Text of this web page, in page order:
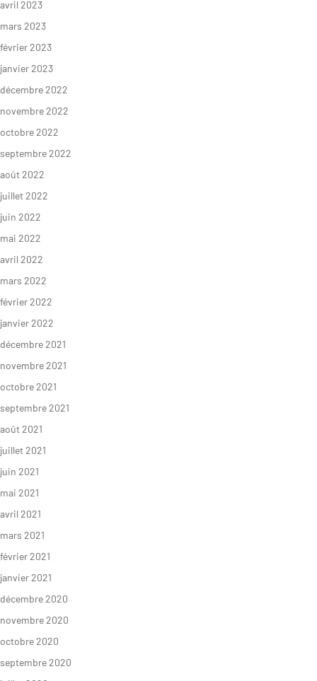
S’INFORMER
avril 2023
mars 2023
février 2023
janvier 2023
décembre 2022
novembre 2022
octobre 2022
septembre 2022
août 2022
juillet 2022
juin 2022
mai 2022
avril 2022
mars 2022
février 2022
janvier 2022
décembre 2021
novembre 2021
octobre 2021
septembre 2021
août 2021
juillet 2021
juin 2021
mai 2021
avril 2021
mars 2021
février 2021
janvier 2021
décembre 2020
novembre 2020
octobre 2020
septembre 2020